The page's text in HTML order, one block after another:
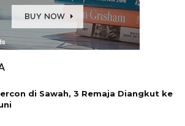
di Sawah, 3 Remaja Diangkut ke